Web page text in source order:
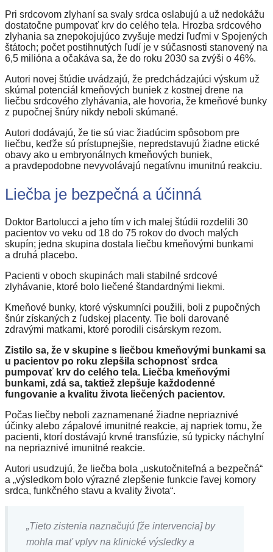
Pri srdcovom zlyhaní sa svaly srdca oslabujú a už nedokážu
dostatočne pumpovať krv do celého tela. Hrozba srdcového
zlyhania sa znepokojujúco zvyšuje medzi ľuďmi v Spojených
štátoch; počet postihnutých ľudí je v súčasnosti stanovený na
6,5 milióna a očakáva sa, že do roku 2030 sa zvýši o 46%.
Autori novej štúdie uvádzajú, že predchádzajúci výskum už
skúmal potenciál kmeňových buniek z kostnej drene na
liečbu srdcového zlyhávania, ale hovoria, že kmeňové bunky
z pupočnej šnúry nikdy neboli skúmané.
Autori dodávajú, že tie sú viac žiadúcim spôsobom pre
liečbu, keďže sú prístupnejšie, nepredstavujú žiadne etické
obavy ako u embryonálnych kmeňových buniek,
a pravdepodobne nevyvolávajú negatívnu imunitnú reakciu.
Liečba je bezpečná a účinná
Doktor Bartolucci a jeho tím v ich malej štúdii rozdelili 30
pacientov vo veku od 18 do 75 rokov do dvoch malých
skupín; jedna skupina dostala liečbu kmeňovými bunkami
a druhá placebo.
Pacienti v oboch skupinách mali stabilné srdcové
zlyhávanie, ktoré bolo liečené štandardnými liekmi.
Kmeňové bunky, ktoré výskumníci použili, boli z pupočných
šnúr získaných z ľudskej placenty. Tie boli darované
zdravými matkami, ktoré porodili cisárskym rezom.
Zistilo sa, že v skupine s liečbou kmeňovými bunkami sa
u pacientov po roku zlepšila schopnosť srdca
pumpovať krv do celého tela. Liečba kmeňovými
bunkami, zdá sa, taktiež zlepšuje každodenné
fungovanie a kvalitu života liečených pacientov.
Počas liečby neboli zaznamenané žiadne nepriaznivé
účinky alebo zápalové imunitné reakcie, aj napriek tomu, že
pacienti, ktorí dostávajú krvné transfúzie, sú typicky náchylní
na nepriaznivé imunitné reakcie.
Autori usudzujú, že liečba bola „uskutočniteľná a bezpečná“
a „výsledkom bolo výrazné zlepšenie funkcie ľavej komory
srdca, funkčného stavu a kvality života“.
„Tieto zistenia naznačujú [že intervencia] by
mohla mať vplyv na klinické výsledky a